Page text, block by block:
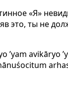
«Я»
это, ты не
’yam avikāryo